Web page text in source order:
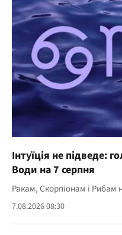
Інтуїція не підведе:
Води на 7 серпня
Ракам, Скорпіонам і Рибам
7.08.2026 08:30